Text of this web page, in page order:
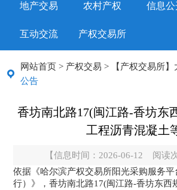
地产交易 农村产权 信息公
互动交流 产权交易所
网站首页 > 产权交易 > 【产权交易所
公告
香坊南北路17(闽江路-香坊东
工程沥青混凝土
【信息时间：2026-06-12 阅读
依据《哈尔滨产权交易所阳光采购服务
行）》，香坊南北路17(闽江路-香坊东西